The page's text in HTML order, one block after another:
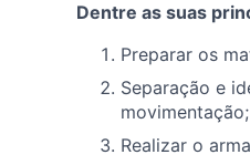
Dentre as suas
Preparar os
Separação e
movimentação;
Realizar o